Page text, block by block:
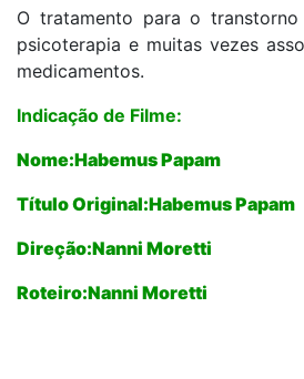
O tratamento para o
psicoterapia e muitas vezes
medicamentos.
Indicação de Filme:
Nome:Habemus Papam
Título Original:Habemus Papam
Direção:Nanni Moretti
Roteiro:Nanni Moretti